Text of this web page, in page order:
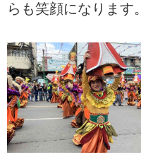
らも笑顔になります。